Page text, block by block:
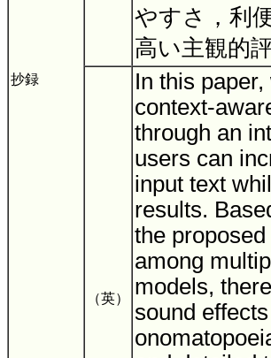
抄録
やすさ，利
高い主観的
（英）
In this
context-
through an
users can
input text
results.
the
among
models,
sound